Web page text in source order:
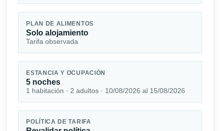
PLAN DE ALIMENTOS
Solo alojamiento
Tarifa observada
ESTANCIA Y OCUPACIÓN
5 noches
1 habitación · 2 adultos · 10/08/2026 al 15/08/2026
POLÍTICA DE TARIFA